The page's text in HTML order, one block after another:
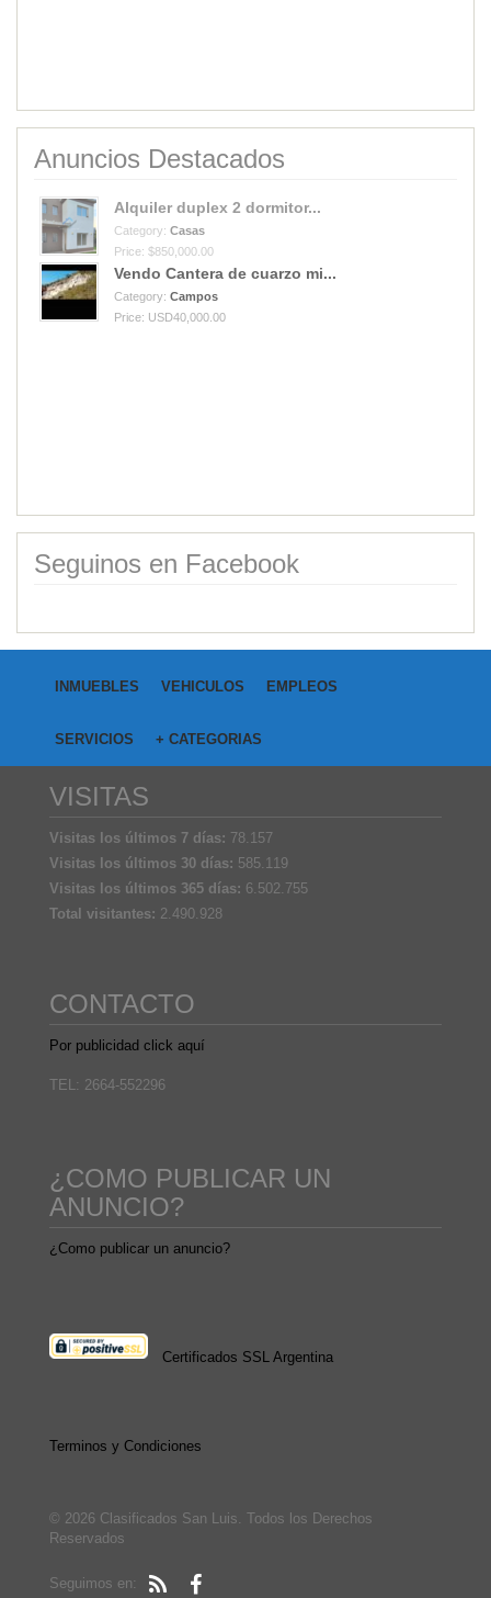
Anuncios Destacados
Vendo Cantera de cuarzo mi...
Category: Campos
Price: USD40,000.00
Seguinos en Facebook
INMUEBLES VEHICULOS EMPLEOS
SERVICIOS + CATEGORIAS
VISITAS
Visitas los últimos 7 días: 78.157
Visitas los últimos 30 días: 585.119
Visitas los últimos 365 días: 6.502.755
Total visitantes: 2.490.928
CONTACTO
Por publicidad click aquí
TEL: 2664-552296
¿COMO PUBLICAR UN
ANUNCIO?
¿Como publicar un anuncio?
Certificados SSL Argentina
Terminos y Condiciones
© 2026 Clasificados San Luis. Todos los Derechos
Reservados
Seguimos en: